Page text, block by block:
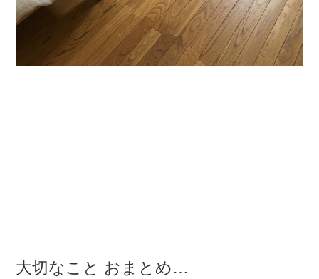
大切なこと おまとめ…